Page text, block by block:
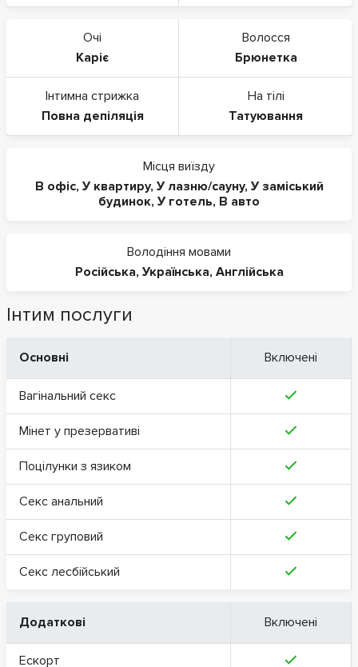
Очі
Каріє
Волосся
Брюнетка
Інтимна стрижка
Повна депіляція
На тілі
Татуювання
Місця виїзду
В офіс, У квартиру, У лазню/сауну, У заміський
будинок, У готель, В авто
Володіння мовами
Російська, Українська, Англійська
Інтим послуги
Основні Включені
Вагінальний секс
Мінет у презервативі
Поцілунки з язиком
Секс анальний
Секс груповий
Секс лесбійський
Додаткові Включені
Ескорт